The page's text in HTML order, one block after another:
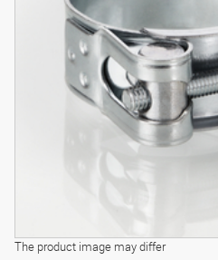
The product image may differ